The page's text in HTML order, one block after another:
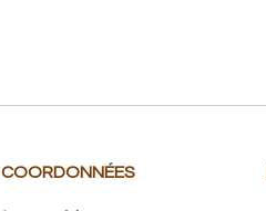
COORDONNÉES